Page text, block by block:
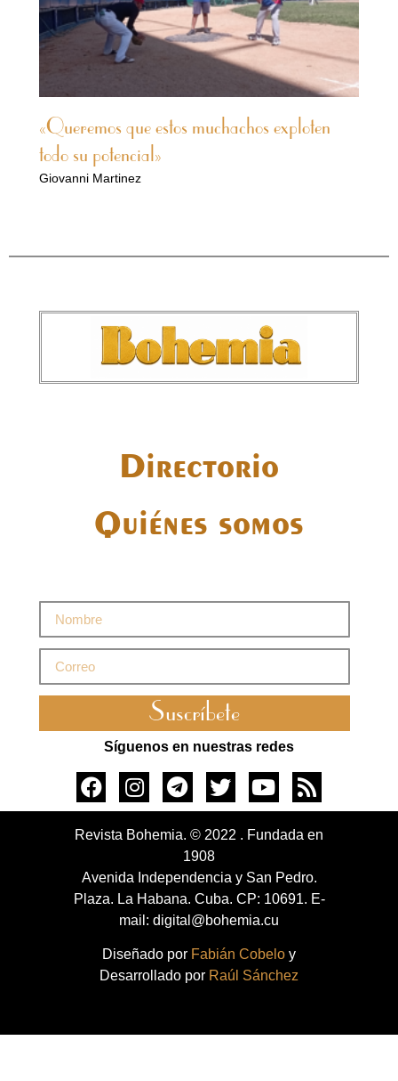
«Queremos que estos muchachos exploten
todo su potencial»
Giovanni Martinez
Directorio
Quiénes somos
Suscríbete
Síguenos en nuestras redes
Revista Bohemia. © 2022 . Fundada en
1908
Avenida Independencia y San Pedro.
Plaza. La Habana. Cuba. CP: 10691. E-
mail: digital@bohemia.cu
Diseñado por Fabián Cobelo y
Desarrollado por Raúl Sánchez